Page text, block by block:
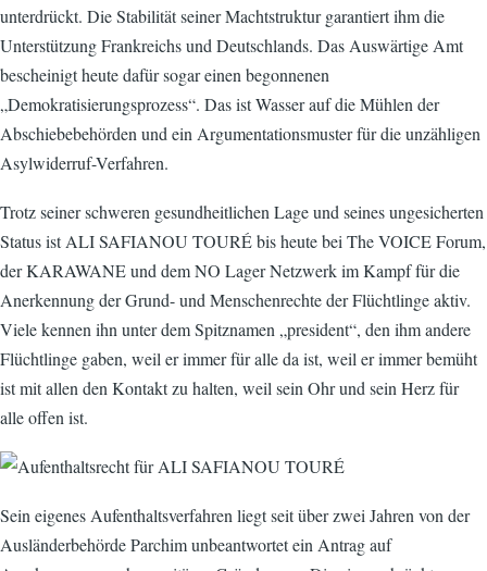
unterdrückt. Die Stabilität seiner Machtstruktur garantiert ihm die
Unterstützung Frankreichs und Deutschlands. Das Auswärtige Amt
bescheinigt heute dafür sogar einen begonnenen
„Demokratisierungsprozess“. Das ist Wasser auf die Mühlen der
Abschiebebehörden und ein Argumentationsmuster für die unzähligen
Asylwiderruf-Verfahren.
Trotz seiner schweren gesundheitlichen Lage und seines ungesicherten
Status ist ALI SAFIANOU TOURÉ bis heute bei The VOICE Forum,
der KARAWANE und dem NO Lager Netzwerk im Kampf für die
Anerkennung der Grund- und Menschenrechte der Flüchtlinge aktiv.
Viele kennen ihn unter dem Spitznamen „president“, den ihm andere
Flüchtlinge gaben, weil er immer für alle da ist, weil er immer bemüht
ist mit allen den Kontakt zu halten, weil sein Ohr und sein Herz für
alle offen ist.
Sein eigenes Aufenthaltsverfahren liegt seit über zwei Jahren von der
Ausländerbehörde Parchim unbeantwortet ein Antrag auf